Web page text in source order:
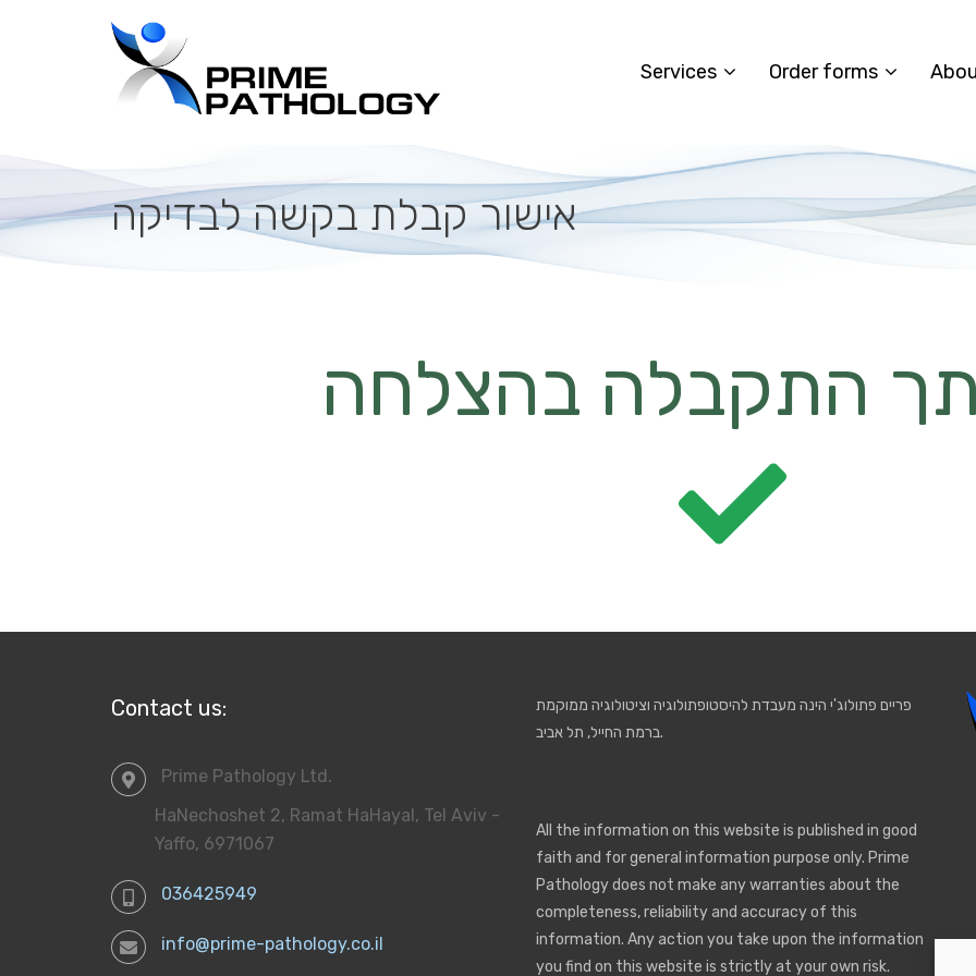
Services Order forms
אישור קבלת בקשה לבדיקה
Contact us:
Prime Pathology Ltd.
HaNechoshet 2, Ramat HaHayal, Tel Aviv -
Yaffo, 6971067
036425949
info@prime-pathology.co.il
פריים פתולוג'י הינה מעבדת להיסטופתולוגיה וציטולוגיה ממוקמת
ברמת החייל, תל אביב.
All the information on this website is published in good
faith and for general information purpose only. Prime
Pathology does not make any warranties about the
completeness, reliability and accuracy of this
information. Any action you take upon the information
you find on this website is strictly at your own risk.